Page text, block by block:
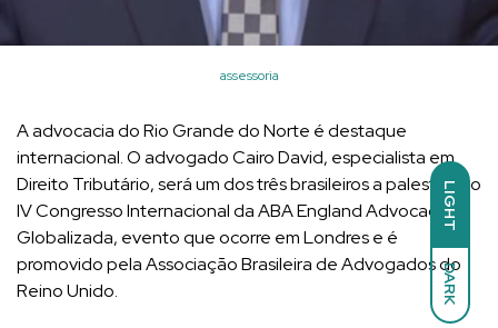
LIGHT
DARK
assessoria
A advocacia do Rio Grande do Norte é destaque
internacional. O advogado Cairo David, especialista em
Direito Tributário, será um dos três brasileiros a palestrar no
IV Congresso Internacional da ABA England Advocacia
Globalizada, evento que ocorre em Londres e é
promovido pela Associação Brasileira de Advogados do
Reino Unido.